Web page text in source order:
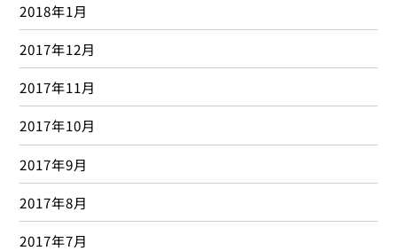
2018年1月
2017年12月
2017年11月
2017年10月
2017年9月
2017年8月
2017年7月